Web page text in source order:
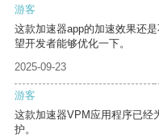
游客
这款加速器app的加速效果还
望开发者能够优化一下。
2025-09-23
游客
这款加速器VPM应用程序已经
护。